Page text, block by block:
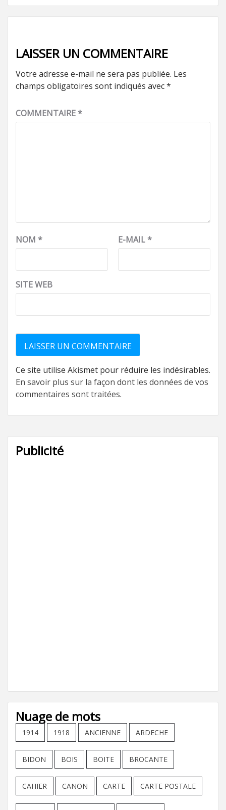
LAISSER UN COMMENTAIRE
Votre adresse e-mail ne sera pas publiée. Les
champs obligatoires sont indiqués avec*
COMMENTAIRE*
NOM * E-MAIL*
SITE WEB
Ce site utilise Akismet pour réduire les indésirables.
En savoir plus sur la façon dont les données de vos
commentaires sont traitées.
Publicité
Nuage de mots
1914 1918 ANCIENNE ARDECHE
BIDON BOIS BOITE BROCANTE
CAHIER CANON CARTE CARTE POSTALE